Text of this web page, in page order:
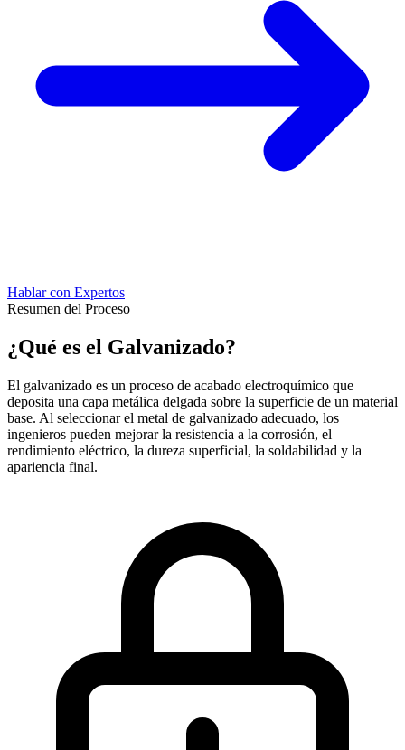
Hablar con Expertos
Resumen del Proceso
¿Qué es el Galvanizado?
El galvanizado es un proceso de acabado electroquímico que
deposita una capa metálica delgada sobre la superficie de un material
base. Al seleccionar el metal de galvanizado adecuado, los
ingenieros pueden mejorar la resistencia a la corrosión, el
rendimiento eléctrico, la dureza superficial, la soldabilidad y la
apariencia final.